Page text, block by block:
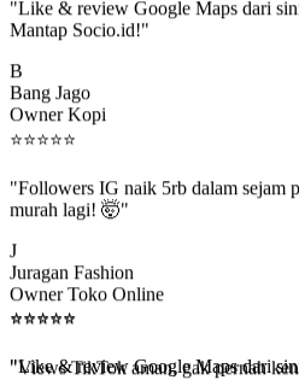
Mantap Socio.id!"
Bang Jago
Owner Kopi
⭐⭐⭐⭐ ⭐
murah lagi! 🤯"
Juragan Fashion
Owner Toko Online
⭐⭐⭐⭐ ⭐
beneran naik, algoritma suka."